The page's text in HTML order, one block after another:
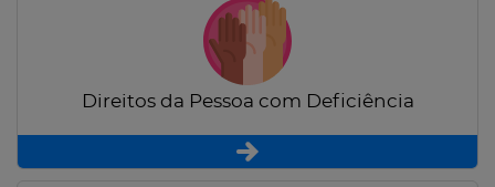
Direitos da Pessoa com Deficiência